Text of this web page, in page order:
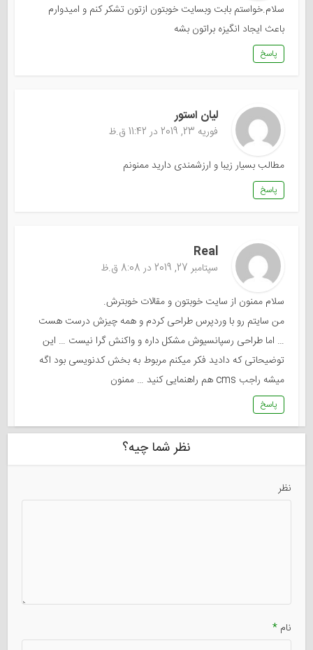
سلام.خواستم بابت وبسایت خوبتون ازتون تشکر کنم و امیدوارم
باعث ایجاد انگیزه براتون بشه
پاسخ
لیان استور
فوریه 23, 2019 در 11:42 ق.ظ
مطالب بسیار زیبا و ارزشمندی دارید ممنونم
پاسخ
Real
سپتامبر 27, 2019 در 8:08 ق.ظ
سلام ممنون از سایت خوبتون و مقالات خوبترش.
من سایتم رو با وردپرس طراحی کردم و همه چیزش درست هست
… اما طراحی رسپانسیوش مشکل داره و واکنش گرا نیست … این
توضیحاتی که دادید فکر میکنم مربوط به بخش کدنویسی بود اگه
میشه راجب cms هم راهنمایی کنید … ممنون
پاسخ
نظر شما چیه؟
نظر
نام*